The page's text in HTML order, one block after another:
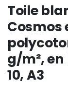
Toile
Cosmos
g/m²,
10, A3